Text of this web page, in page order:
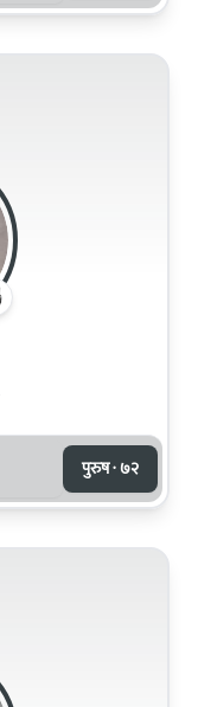
पुरुष · ७२